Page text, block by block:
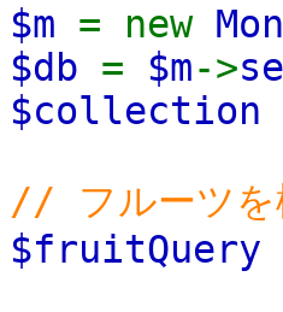
$m = new
$db = $m->
$collection
// フルーツを
$fruitQuery